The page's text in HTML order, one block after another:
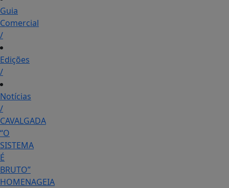
Guia
Comercial
/
Edições
/
Notícias
/
CAVALGADA
“O
SISTEMA
É
BRUTO”
HOMENAGEIA